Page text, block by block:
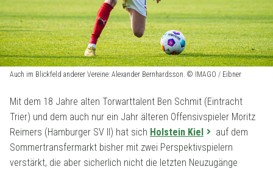
Auch im Blickfeld anderer Vereine: Alexander Bernhardsson. © IMAGO / Eibner
Mit dem 18 Jahre alten Torwarttalent Ben Schmit (Eintracht
Trier) und dem auch nur ein Jahr älteren Offensivspieler Moritz
Reimers (Hamburger SV II) hat sich Holstein Kiel
auf dem
Sommertransfermarkt bisher mit zwei Perspektivspielern
verstärkt, die aber sicherlich nicht die letzten Neuzugänge